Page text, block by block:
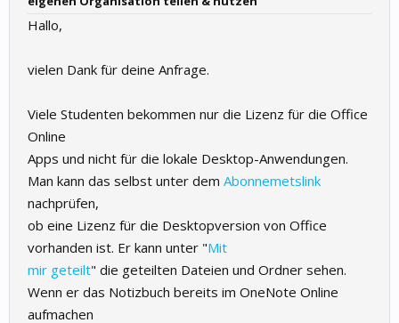
Hallo,
vielen Dank für deine Anfrage.
Viele Studenten bekommen nur die Lizenz für die Office
Online
Apps und nicht für die lokale Desktop-Anwendungen.
Man kann das selbst unter dem Abonnemetslink
nachprüfen,
ob eine Lizenz für die Desktopversion von Office
vorhanden ist. Er kann unter "Mit
mir geteilt" die geteilten Dateien und Ordner sehen.
Wenn er das Notizbuch bereits im OneNote Online
aufmachen